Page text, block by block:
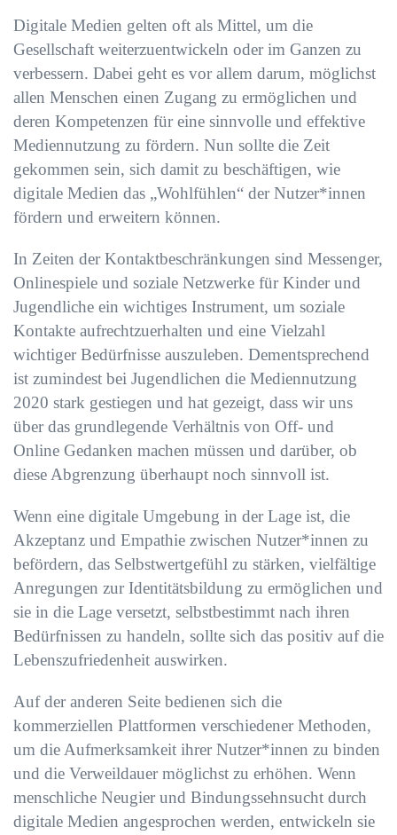
Digitale Medien gelten oft als Mittel, um die
Gesellschaft weiterzuentwickeln oder im Ganzen zu
verbessern. Dabei geht es vor allem darum, möglichst
allen Menschen einen Zugang zu ermöglichen und
deren Kompetenzen für eine sinnvolle und effektive
Mediennutzung zu fördern. Nun sollte die Zeit
gekommen sein, sich damit zu beschäftigen, wie
digitale Medien das „Wohlfühlen“ der Nutzer*innen
fördern und erweitern können.
In Zeiten der Kontaktbeschränkungen sind Messenger,
Onlinespiele und soziale Netzwerke für Kinder und
Jugendliche ein wichtiges Instrument, um soziale
Kontakte aufrechtzuerhalten und eine Vielzahl
wichtiger Bedürfnisse auszuleben. Dementsprechend
ist zumindest bei Jugendlichen die Mediennutzung
2020 stark gestiegen und hat gezeigt, dass wir uns
über das grundlegende Verhältnis von Off- und
Online Gedanken machen müssen und darüber, ob
diese Abgrenzung überhaupt noch sinnvoll ist.
Wenn eine digitale Umgebung in der Lage ist, die
Akzeptanz und Empathie zwischen Nutzer*innen zu
befördern, das Selbstwertgefühl zu stärken, vielfältige
Anregungen zur Identitätsbildung zu ermöglichen und
sie in die Lage versetzt, selbstbestimmt nach ihren
Bedürfnissen zu handeln, sollte sich das positiv auf die
Lebenszufriedenheit auswirken.
Auf der anderen Seite bedienen sich die
kommerziellen Plattformen verschiedener Methoden,
um die Aufmerksamkeit ihrer Nutzer*innen zu binden
und die Verweildauer möglichst zu erhöhen. Wenn
menschliche Neugier und Bindungssehnsucht durch
digitale Medien angesprochen werden, entwickeln sie